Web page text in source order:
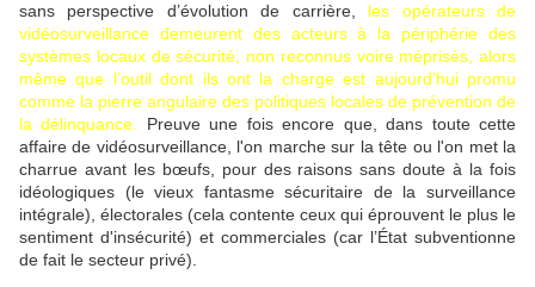
sans perspective d’évolution de carrière, les opérateurs de
vidéosurveillance demeurent des acteurs à la périphérie des
systèmes locaux de sécurité, non reconnus voire méprisés, alors
même que l’outil dont ils ont la charge est aujourd’hui promu
comme la pierre angulaire des politiques locales de prévention de
la délinquance.
Preuve une fois encore que, dans toute cette
affaire de vidéosurveillance, l'on marche sur la tête ou l'on met la
charrue avant les bœufs, pour des raisons sans doute à la fois
idéologiques (le vieux fantasme sécuritaire de la surveillance
intégrale), électorales (cela contente ceux qui éprouvent le plus le
sentiment d'insécurité) et commerciales (car l’État subventionne
de fait le secteur privé).